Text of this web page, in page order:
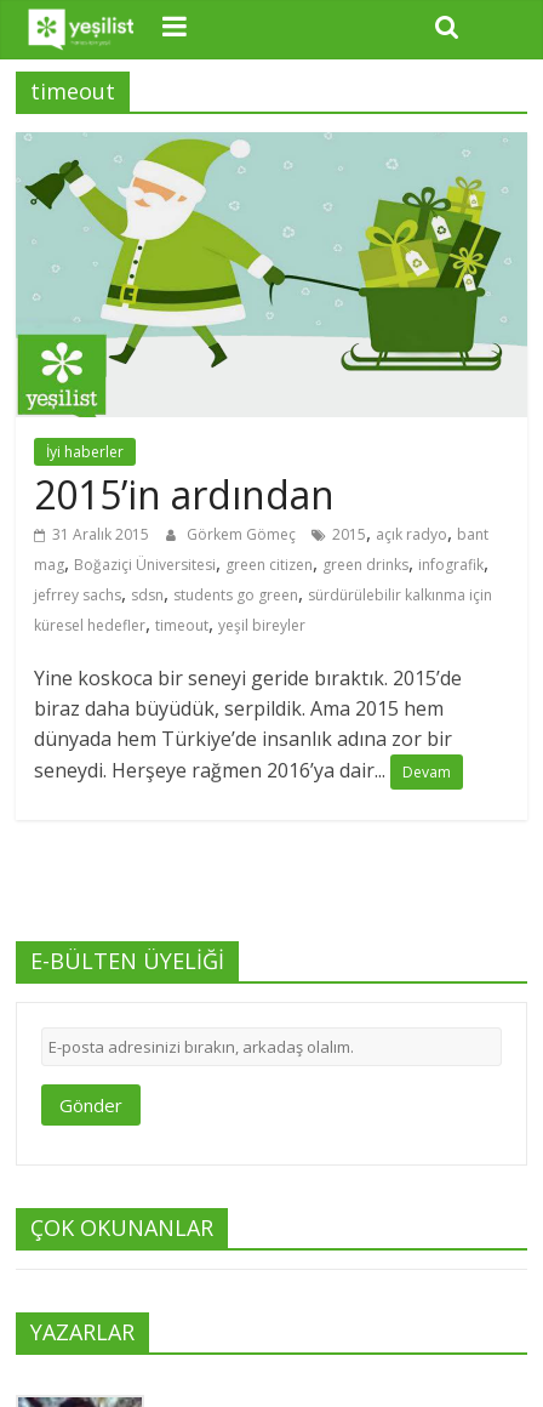
timeout
İyi haberler
2015’in ardından
31 Aralık 2015 Görkem Gömeç 2015, açık radyo, bant
mag, Boğaziçi Üniversitesi, green citizen, green drinks, infografik,
jefrrey sachs, sdsn, students go green, sürdürülebilir kalkınma için
küresel hedefler,timeout,yeşil bireyler
Yine koskoca bir seneyi geride bıraktık. 2015’de
biraz daha büyüdük, serpildik. Ama 2015 hem
dünyada hem Türkiye’de insanlık adına zor bir
seneydi. Herşeye rağmen 2016’ya dair...
Devam
E-BÜLTEN ÜYELİĞİ
Gönder
ÇOK OKUNANLAR
YAZARLAR